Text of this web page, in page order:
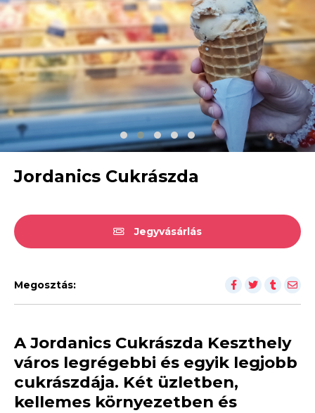
Jordanics Cukrászda
Jegyvásárlás
Megosztás:
A Jordanics Cukrászda Keszthely
város legrégebbi és egyik legjobb
cukrászdája. Két üzletben,
kellemes környezetben és